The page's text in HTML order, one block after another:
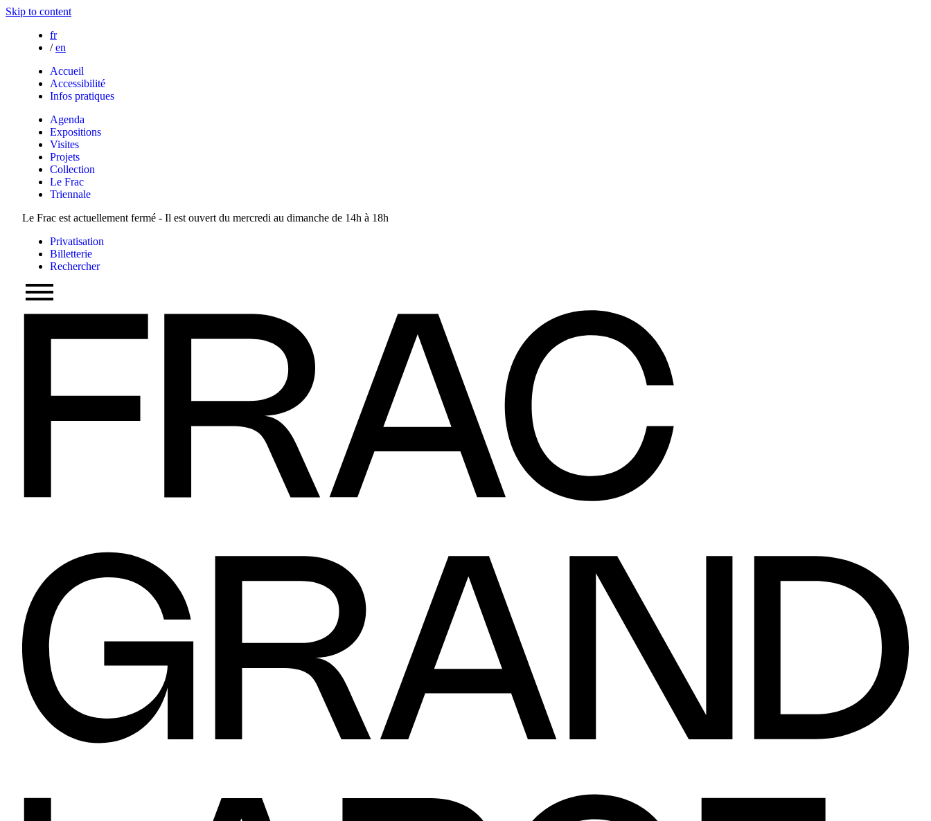
Skip to content
fr
/ en
Accueil
Accessibilité
Infos pratiques
Agenda
Expositions
Visites
Projets
Collection
Le Frac
Triennale
Le Frac est actuellement fermé - Il est ouvert du mercredi au dimanche de 14h à 18h
Privatisation
Billetterie
Rechercher